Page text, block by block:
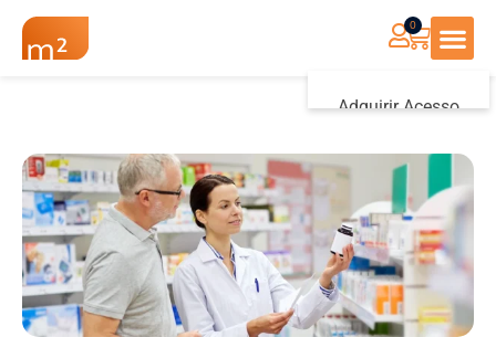
Adquirir Acesso
0